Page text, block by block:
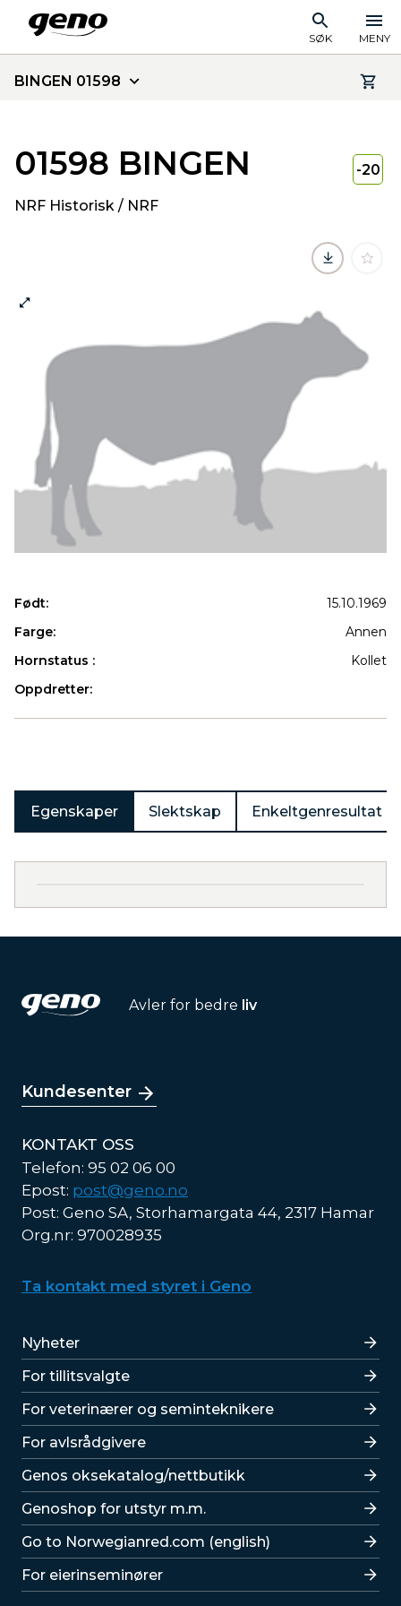
SØK MENY
BINGEN 01598
01598 BINGEN
NRF Historisk / NRF
-20
Født:
15.10.1969
Farge:
Annen
Hornstatus :
Kollet
Oppdretter:
Egenskaper Slektskap Enkeltgenresultat
Avler for bedre liv
Kundesenter
KONTAKT OSS
Telefon: 95 02 06 00
Epost: post@geno.no
Post: Geno SA, Storhamargata 44, 2317 Hamar
Org.nr: 970028935
Ta kontakt med styret i Geno
Lenker
Nyheter
For tillitsvalgte
For veterinærer og seminteknikere
For avlsrådgivere
Lenker
Genos oksekatalog/nettbutikk
Genoshop for utstyr m.m.
Go to Norwegianred.com (english)
For eierinseminører